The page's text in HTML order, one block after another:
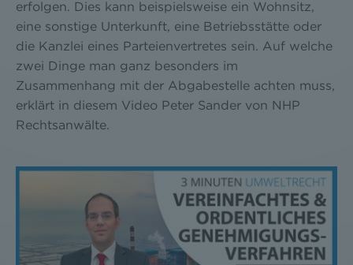
erfolgen. Dies kann beispielsweise ein Wohnsitz,
eine sonstige Unterkunft, eine Betriebsstätte oder
die Kanzlei eines Parteienvertretes sein. Auf welche
zwei Dinge man ganz besonders im
Zusammenhang mit der Abgabestelle achten muss,
erklärt in diesem Video Peter Sander von NHP
Rechtsanwälte.